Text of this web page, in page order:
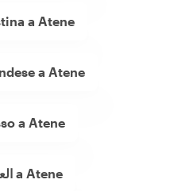
a Atene
a Atene
a Atene
Guide che parlano العربية a Atene